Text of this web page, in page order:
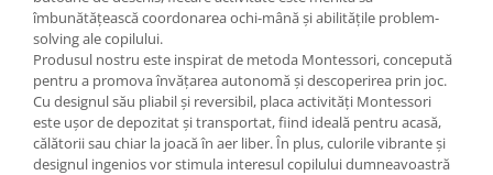
îmbunătățească coordonarea ochi-mână și abilitățile problem-
solving ale copilului.
Produsul nostru este inspirat de metoda Montessori, concepută
pentru a promova învățarea autonomă și descoperirea prin joc.
Cu designul său pliabil și reversibil, placa activități Montessori
este ușor de depozitat și transportat, fiind ideală pentru acasă,
călătorii sau chiar la joacă în aer liber. În plus, culorile vibrante și
designul ingenios vor stimula interesul copilului dumneavoastră